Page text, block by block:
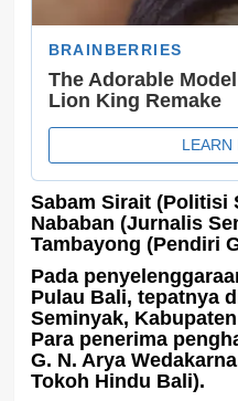
Sabam Sirait (Politisi
Nababan (Jurnalis
Tambayong (Pendiri
Pada
Pulau Bali, tepatnya
Seminyak,
Para penerima
G. N. Arya
Tokoh Hindu Bali).